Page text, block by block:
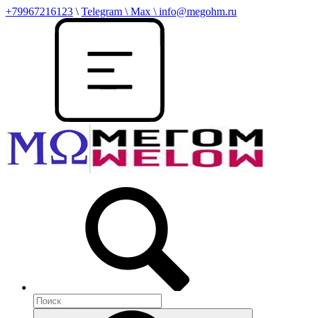
+79967216123 \ Telegram \ Max \ info@megohm.ru